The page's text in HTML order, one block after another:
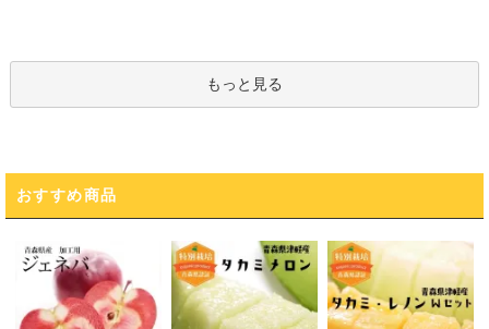
もっと見る
おすすめ商品